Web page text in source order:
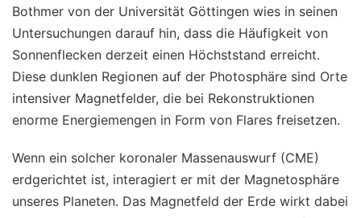
Bothmer von der Universität Göttingen wies in seinen
Untersuchungen darauf hin, dass die Häufigkeit von
Sonnenflecken derzeit einen Höchststand erreicht.
Diese dunklen Regionen auf der Photosphäre sind Orte
intensiver Magnetfelder, die bei Rekonstruktionen
enorme Energiemengen in Form von Flares freisetzen.
Wenn ein solcher koronaler Massenauswurf (CME)
erdgerichtet ist, interagiert er mit der Magnetosphäre
unseres Planeten. Das Magnetfeld der Erde wirkt dabei